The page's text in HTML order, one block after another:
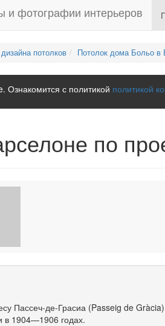
потолков Потолок дома Больо в
Ознакомится с политикой политикой
по
Пассеч-де-Грасиа (Passeig de
в 1904—1906 годах.